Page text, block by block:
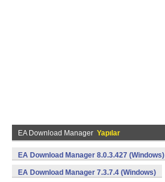
EA Download Manager Yapılar
EA Download Manager 8.0.3.427 (Windows)
EA Download Manager 7.3.7.4 (Windows)